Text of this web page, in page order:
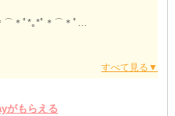
⌒＊ﾟ*｡*ﾟ＊⌒＊ﾟ
丁寧にレクチャー◎
がもらえる